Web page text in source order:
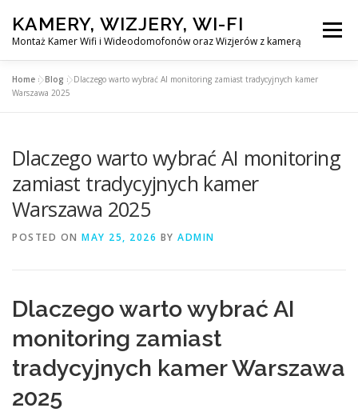
content
KAMERY, WIZJERY, WI-FI
Montaż Kamer Wifi i Wideodomofonów oraz Wizjerów z kamerą
Menu
GŁÓWNA
MONTAŻ WIDEDOMOFONÓW
MONTAŻU WIZJERÓW Z KAMERĄ
Home »Blog »Dlaczego warto wybrać AI monitoring zamiast tradycyjnych kamer
Warszawa 2025
Dlaczego warto wybrać AI monitoring
zamiast tradycyjnych kamer
Warszawa 2025
POSTED ON MAY 25, 2026 BY ADMIN
Dlaczego warto wybrać AI
monitoring zamiast
tradycyjnych kamer Warszawa
2025